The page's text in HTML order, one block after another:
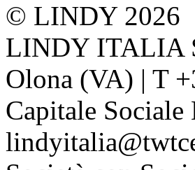
© LINDY 2026
LINDY ITALIA
Olona (VA) | T
Capitale